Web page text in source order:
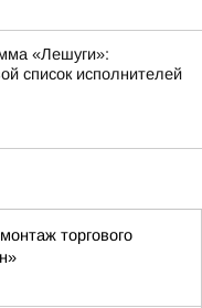
«Лешуги»:
список исполнителей
торгового